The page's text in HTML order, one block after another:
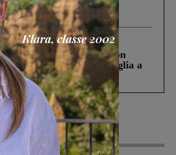
e Franco. Lo schianto, il
ai sorpassi fra tir....
2026
una struttura di Castiglion
che aveva ucciso la figlia a